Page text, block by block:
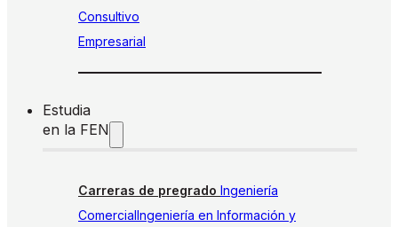
Consultivo
Empresarial
Estudia
en la FEN
Carreras de pregrado Ingeniería
ComercialIngeniería en Información y